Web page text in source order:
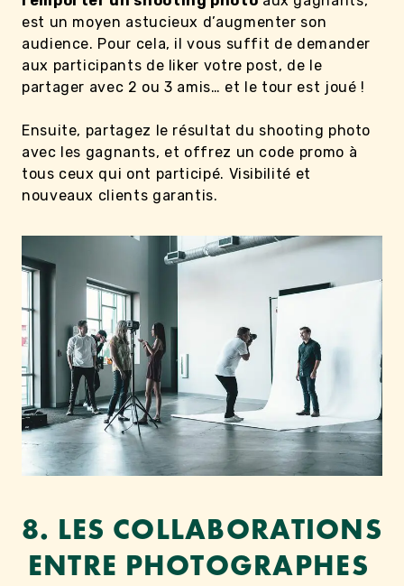
est un moyen astucieux d’augmenter son
audience. Pour cela, il vous suffit de demander
aux participants de liker votre post, de le
partager avec 2 ou 3 amis… et le tour est joué !
Ensuite, partagez le résultat du shooting photo
avec les gagnants, et offrez un code promo à
tous ceux qui ont participé. Visibilité et
nouveaux clients garantis.
8. LES COLLABORATIONS
ENTRE PHOTOGRAPHES